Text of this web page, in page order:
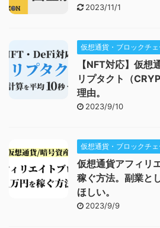
2023/11/1
仮想通貨・ブロックチェ
【NFT対応】仮想
リプタクト（
理由。
2023/9/10
仮想通貨・ブロックチェ
仮想通貨アフィリ
稼ぐ方法。副業と
ほしい。
2023/9/9